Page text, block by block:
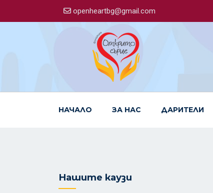
openheartbg@gmail.com
НАЧАЛО ЗА НАС ДАРИТЕЛИ
Нашите каузи